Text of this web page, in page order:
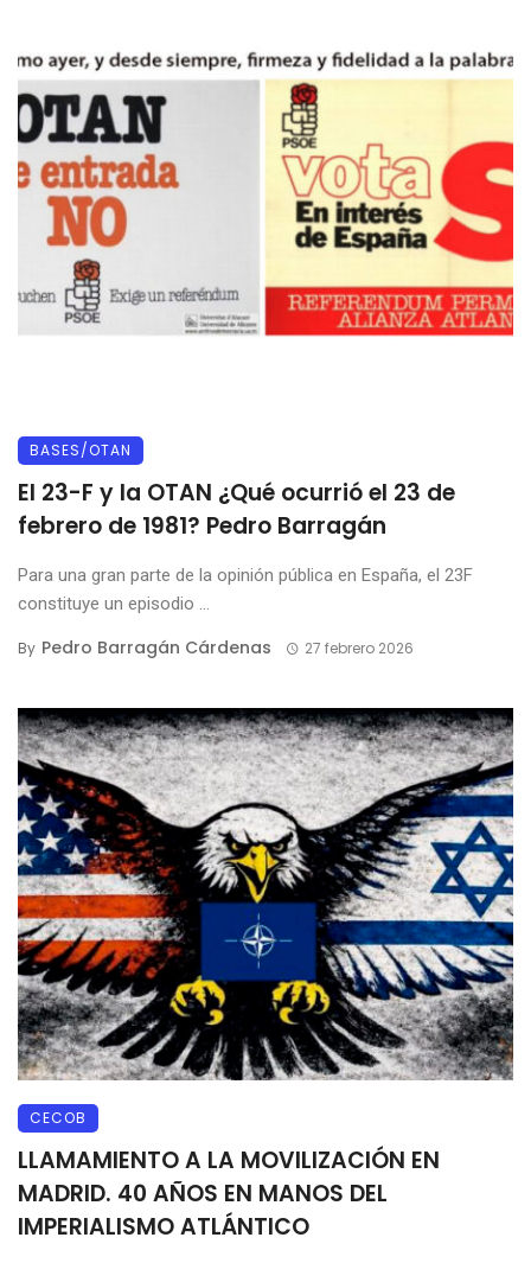
BASES/OTAN
El 23-F y la OTAN ¿Qué ocurrió el 23 de
febrero de 1981? Pedro Barragán
Para una gran parte de la opinión pública en España, el 23F
constituye un episodio ...
By Pedro Barragán Cárdenas 27 febrero 2026
CECOB
LLAMAMIENTO A LA MOVILIZACIÓN EN
MADRID. 40 AÑOS EN MANOS DEL
IMPERIALISMO ATLÁNTICO